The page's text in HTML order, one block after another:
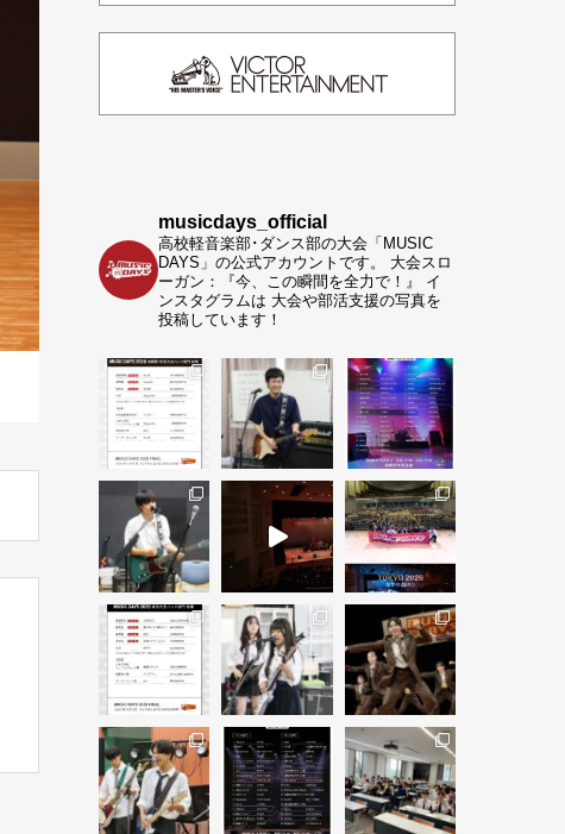
musicdays_official
高校軽音楽部･ダンス部の大会「MUSIC
DAYS」の公式アカウントです。
大会スロ
ーガン：『今、この瞬間を全力で！』
イ
ンスタグラムは 大会や部活支援の写真を
投稿しています！